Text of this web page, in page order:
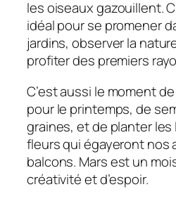
les oiseaux gazouillent.
idéal pour se promener
jardins, observer la
profiter des premiers
C’est aussi le moment
pour le printemps, de
graines, et de planter
fleurs qui égayeront nos
balcons. Mars est un
créativité et d’espoir.